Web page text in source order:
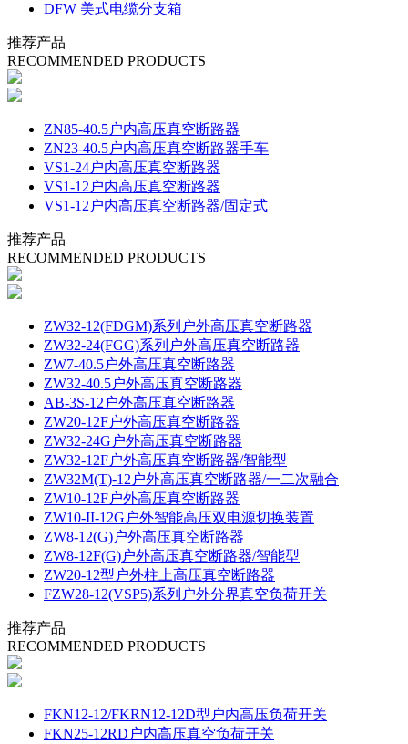
DFW 美式电缆分支箱
推荐产品
RECOMMENDED PRODUCTS
ZN85-40.5户内高压真空断路器
ZN23-40.5户内高压真空断路器手车
VS1-24户内高压真空断路器
VS1-12户内高压真空断路器
VS1-12户内高压真空断路器/固定式
推荐产品
RECOMMENDED PRODUCTS
ZW32-12(FDGM)系列户外高压真空断路器
ZW32-24(FGG)系列户外高压真空断路器
ZW7-40.5户外高压真空断路器
ZW32-40.5户外高压真空断路器
AB-3S-12户外高压真空断路器
ZW20-12F户外高压真空断路器
ZW32-24G户外高压真空断路器
ZW32-12F户外高压真空断路器/智能型
ZW32M(T)-12户外高压真空断路器/一二次融合
ZW10-12F户外高压真空断路器
ZW10-II-12G户外智能高压双电源切换装置
ZW8-12(G)户外高压真空断路器
ZW8-12F(G)户外高压真空断路器/智能型
ZW20-12型户外柱上高压真空断路器
FZW28-12(VSP5)系列户外分界真空负荷开关
推荐产品
RECOMMENDED PRODUCTS
FKN12-12/FKRN12-12D型户内高压负荷开关
FKN25-12RD户内高压真空负荷开关